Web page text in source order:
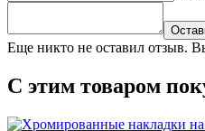
Еще никто не оставил отзыв.
С этим товаром